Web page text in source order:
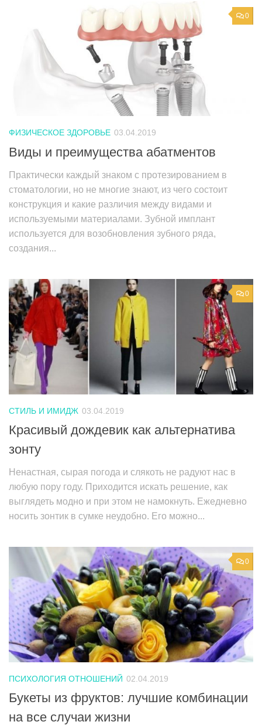
0
ФИЗИЧЕСКОЕ ЗДОРОВЬЕ 03.04.2019
Виды и преимущества абатментов
Практически каждый знаком с протезированием в
стоматологии, но не многие знают, из чего состоит
конструкция и какие различия между видами и
используемыми материалами. Зубной имплант
используется для возобновления зубного ряда,
создания...
0
СТИЛЬ И ИМИДЖ 03.04.2019
Красивый дождевик как альтернатива
зонту
Ненастная, сырая погода и слякоть не радуют нас в
любую пору году. Приходится искать решение, как
выглядеть модно и при этом не намокнуть. Ежедневно
носить зонтик в сумке неудобно. Его можно...
0
ПСИХОЛОГИЯ ОТНОШЕНИЙ 02.04.2019
Букеты из фруктов: лучшие комбинации
на все случаи жизни